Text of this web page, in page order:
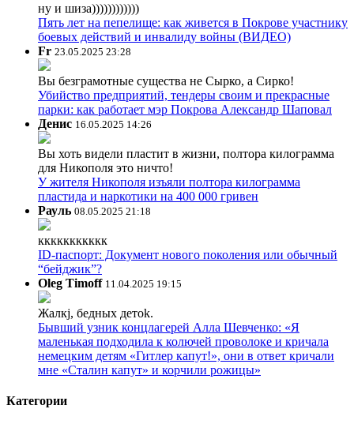
ну и шиза))))))))))))
Пять лет на пепелище: как живется в Покрове участнику
боевых действий и инвалиду войны (ВИДЕО)
Fr 23.05.2025 23:28
Вы безграмотные существа не Сырко, а Сирко!
Убийство предприятий, тендеры своим и прекрасные
парки: как работает мэр Покрова Александр Шаповал
Денис 16.05.2025 14:26
Вы хоть видели пластит в жизни, полтора килограмма
для Никополя это ничто!
У жителя Никополя изъяли полтора килограмма
пластида и наркотики на 400 000 гривен
Рауль 08.05.2025 21:18
ккккккккккк
ID-паспорт: Документ нового поколения или обычный
“бейджик”?
Oleg Timoff 11.04.2025 19:15
Жалкj, бедных детok.
Бывший узник концлагерей Алла Шевченко: «Я
маленькая подходила к колючей проволоке и кричала
немецким детям «Гитлер капут!», они в ответ кричали
мне «Сталин капут» и корчили рожицы»
Категории